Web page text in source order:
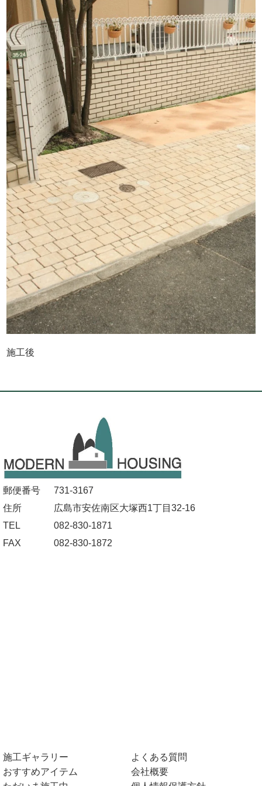
施工後
郵便番号
731-3167
住所
広島市安佐南区大塚西1丁目32-16
TEL
082-830-1871
FAX
082-830-1872
施工ギャラリー
おすすめアイテム
よくある質問
会社概要